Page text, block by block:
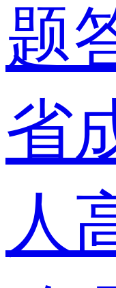
题
省
人